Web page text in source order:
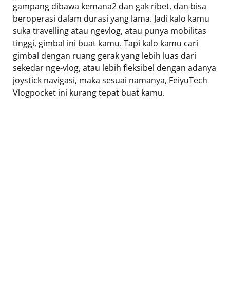
gampang dibawa kemana2 dan gak ribet, dan bisa
beroperasi dalam durasi yang lama. Jadi kalo kamu
suka travelling atau ngevlog, atau punya mobilitas
tinggi, gimbal ini buat kamu. Tapi kalo kamu cari
gimbal dengan ruang gerak yang lebih luas dari
sekedar nge-vlog, atau lebih fleksibel dengan adanya
joystick navigasi, maka sesuai namanya, FeiyuTech
Vlogpocket ini kurang tepat buat kamu.